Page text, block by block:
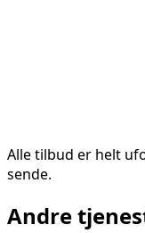
Alle tilbud er helt
sende.
Andre